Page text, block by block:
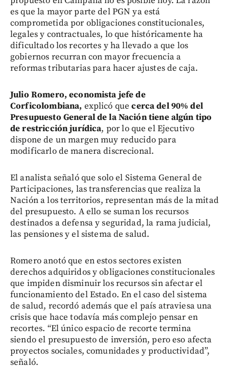
es que la mayor parte del PGN ya está
comprometida por obligaciones constitucionales,
legales y contractuales, lo que históricamente ha
dificultado los recortes y ha llevado a que los
gobiernos recurran con mayor frecuencia a
reformas tributarias para hacer ajustes de caja.
Julio Romero, economista jefe de
Corficolombiana, explicó quecerca del 90% del
Presupuesto General de la Nación tiene algún tipo
de restricción jurídica, por lo que el Ejecutivo
dispone de un margen muy reducido para
modificarlo de manera discrecional.
El analista señaló que solo el Sistema General de
Participaciones, las transferencias que realiza la
Nación a los territorios, representan más de la mitad
del presupuesto. A ello se suman los recursos
destinados a defensa y seguridad, la rama judicial,
las pensiones y el sistema de salud.
Romero anotó que en estos sectores existen
derechos adquiridos y obligaciones constitucionales
que impiden disminuir los recursos sin afectar el
funcionamiento del Estado. En el caso del sistema
de salud, recordó además que el país atraviesa una
crisis que hace todavía más complejo pensar en
recortes. “El único espacio de recorte termina
siendo el presupuesto de inversión, pero eso afecta
proyectos sociales, comunidades y productividad”,
señaló.